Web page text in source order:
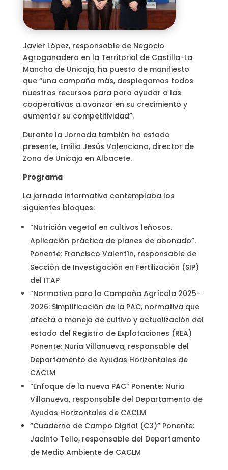
Javier López, responsable de Negocio
Agroganadero en la Territorial de Castilla-La
Mancha de Unicaja, ha puesto de manifiesto
que “una campaña más, desplegamos todos
nuestros recursos para para ayudar a las
cooperativas a avanzar en su crecimiento y
aumentar su competitividad”.
Durante la Jornada también ha estado
presente, Emilio Jesús Valenciano, director de
Zona de Unicaja en Albacete.
Programa
La jornada informativa contemplaba los
siguientes bloques:
“Nutrición vegetal en cultivos leñosos.
Aplicación práctica de planes de abonado”.
Ponente: Francisco Valentín, responsable de
Sección de Investigación en Fertilización (SIP)
del ITAP
“Normativa para la Campaña Agrícola 2025-
2026: Simplificación de la PAC, normativa que
afecta a manejo de cultivo y actualización del
estado del Registro de Explotaciones (REA)
Ponente: Nuria Villanueva, responsable del
Departamento de Ayudas Horizontales de
CACLM
“Enfoque de la nueva PAC” Ponente: Nuria
Villanueva, responsable del Departamento de
Ayudas Horizontales de CACLM
“Cuaderno de Campo Digital (C3)” Ponente:
Jacinto Tello, responsable del Departamento
de Medio Ambiente de CACLM